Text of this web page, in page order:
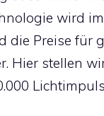
wird
die Preise für
Hier stellen